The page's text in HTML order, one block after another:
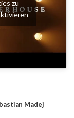
zu
Madej